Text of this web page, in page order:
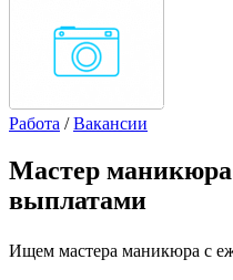
Работа /Вакансии
Мастер
выплатами
Ищем мастера маникюра с